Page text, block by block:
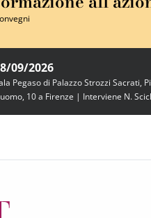
09/2026
Pegaso di Palazzo Strozzi Sacrati,
10 a Firenze | Interviene N.